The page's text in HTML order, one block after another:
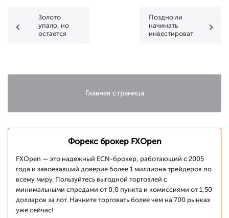
Золото
упало, но
остается
инфляции
Поздно ли
начинать
инвестировать
Главная страница
Форекс брокер FXOpen
FXOpen — это надежный ECN-брокер, работающий с 2005
года и завоевавший доверие более 1 миллиона трейдеров по
всему миру. Пользуйтесь выгодной торговлей с
минимальными спредами от 0,0 пункта и комиссиями от 1,50
долларов за лот. Начните торговать более чем на 700 рынках
уже сейчас!